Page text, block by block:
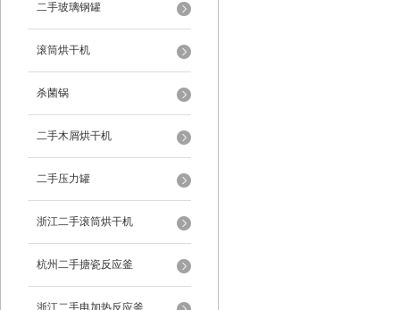
二手玻璃钢罐
滚筒烘干机
杀菌锅
二手木屑烘干机
二手压力罐
浙江二手滚筒烘干机
杭州二手搪瓷反应釜
浙江二手电加热反应釜